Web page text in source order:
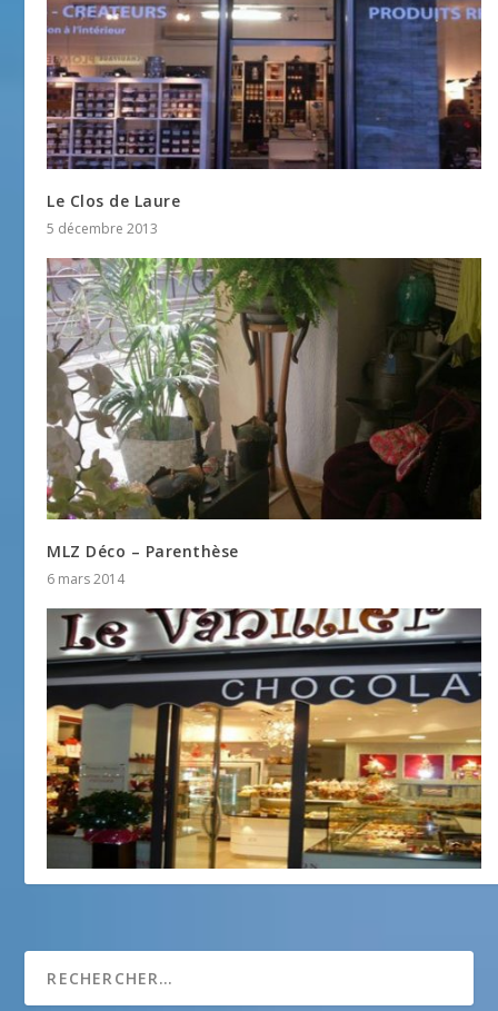
Le Clos de Laure
5 décembre 2013
MLZ Déco – Parenthèse
6 mars 2014